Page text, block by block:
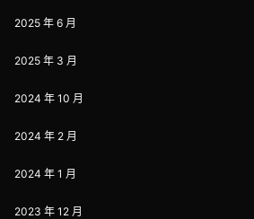
2025 年 6 月
2025 年 3 月
2024 年 10 月
2024 年 2 月
2024 年 1 月
2023 年 12 月